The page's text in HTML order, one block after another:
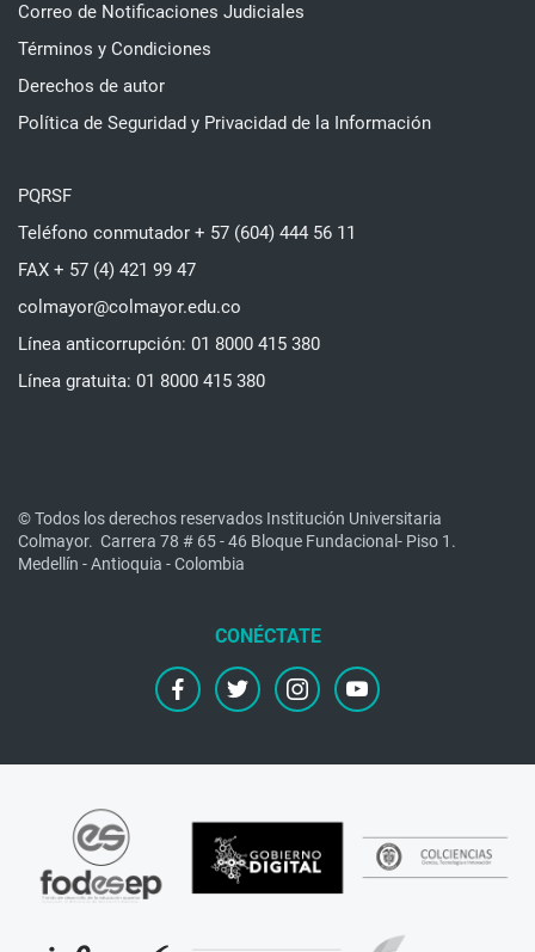
Correo de Notificaciones Judiciales
Términos y Condiciones
Derechos de autor
Política de Seguridad y Privacidad de la Información
PQRSF
Teléfono conmutador + 57 (604) 444 56 11
FAX + 57 (4) 421 99 47
colmayor@colmayor.edu.co
Línea anticorrupción: 01 8000 415 380
Línea gratuita: 01 8000 415 380
© Todos los derechos reservados Institución Universitaria
Colmayor. Carrera 78 # 65 - 46 Bloque Fundacional- Piso 1.
Medellín - Antioquia - Colombia